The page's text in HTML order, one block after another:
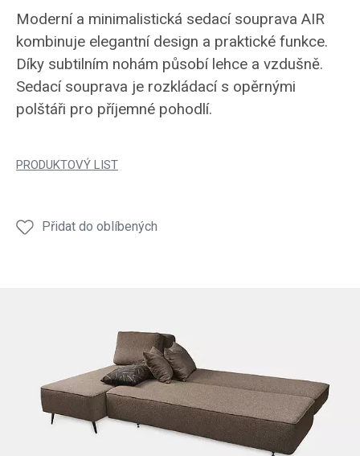
Moderní a minimalistická sedací souprava AIR
kombinuje elegantní design a praktické funkce.
Díky subtilním nohám působí lehce a vzdušně.
Sedací souprava je rozkládací s opěrnými
polštáři pro příjemné pohodlí.
PRODUKTOVÝ LIST
Přidat do oblíbených